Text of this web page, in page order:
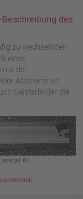
des
zu wechselnden
eines
mit der
Abstreifer ist
Geisterbilder die
6L